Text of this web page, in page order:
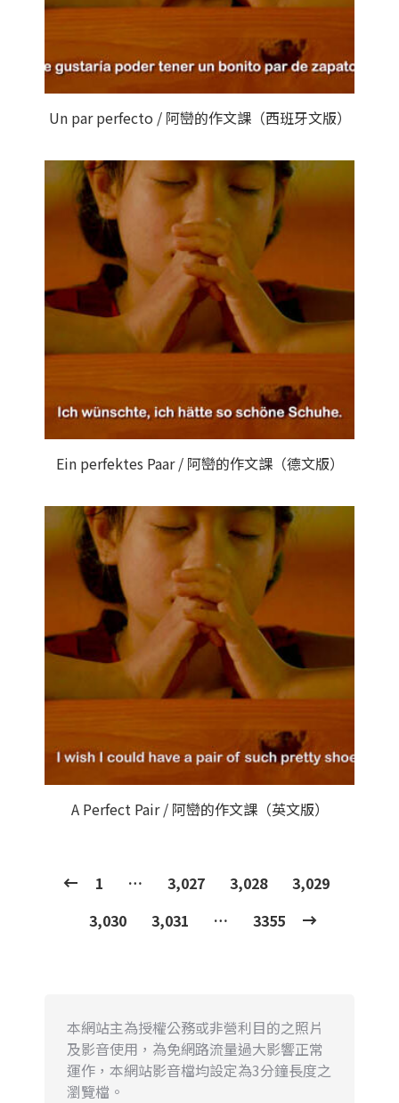
Un par perfecto / 阿巒的作文課（西班牙文版）
Ein perfektes Paar / 阿巒的作文課（德文版）
A Perfect Pair / 阿巒的作文課（英文版）
1 … 3,027 3,028
3,029
3,030
3,031 … 3355
本網站主為授權公務或非營利目的之照片
及影音使用，為免網路流量過大影響正常
運作，本網站影音檔均設定為3分鐘長度之
瀏覽檔。